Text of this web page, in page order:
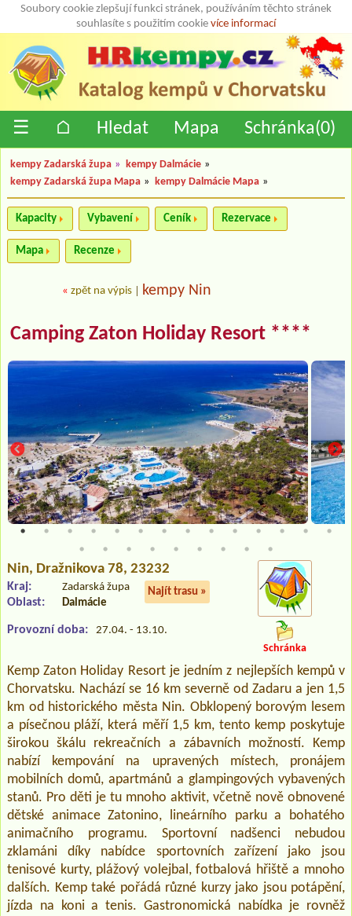
Soubory cookie zlepšují funkci stránek, používáním těchto stránek
souhlasíte s použitím cookie více informací
☰ ⌂ Hledat Mapa Schránka(0)
kempy Zadarská župa » kempy Dalmácie »
kempy Zadarská župa Mapa » kempy Dalmácie Mapa »
Kapacity Vybavení Ceník Rezervace
Mapa Recenze
« zpět na výpis kempy Nin
Camping Zaton Holiday Resort ****
Nin, Dražnikova 78, 23232
Najít trasu »
Kraj: Zadarská župa
Oblast: Dalmácie
Provozní doba:
27.04. - 13.10.
Schránka
Kemp Zaton Holiday Resort je jedním z nejlepších kempů v
Chorvatsku. Nachází se 16 km severně od Zadaru a jen 1,5
km od historického města Nin. Obklopený borovým lesem
a písečnou pláží, která měří 1,5 km, tento kemp poskytuje
širokou škálu rekreačních a zábavních možností. Kemp
nabízí kempování na upravených místech, pronájem
mobilních domů, apartmánů a glampingových vybavených
stanů. Pro děti je tu mnoho aktivit, včetně nově obnovené
dětské animace Zatonino, lineárního parku a bohatého
animačního programu. Sportovní nadšenci nebudou
zklamáni díky nabídce sportovních zařízení jako jsou
tenisové kurty, plážový volejbal, fotbalová hřiště a mnoho
dalších. Kemp také pořádá různé kurzy jako jsou potápění,
jízda na koni a tenis. Gastronomická nabídka je rovněž